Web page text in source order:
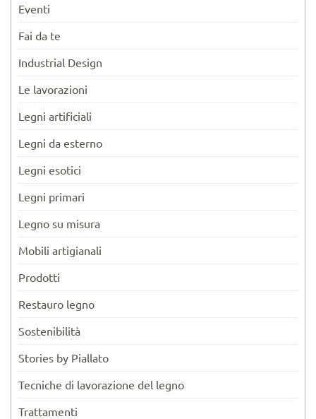
Eventi
Fai da te
Industrial Design
Le lavorazioni
Legni artificiali
Legni da esterno
Legni esotici
Legni primari
Legno su misura
Mobili artigianali
Prodotti
Restauro legno
Sostenibilità
Stories by Piallato
Tecniche di lavorazione del legno
Trattamenti